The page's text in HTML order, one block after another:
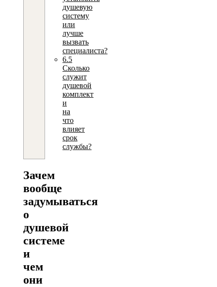
душевую
систему
или
лучше
вызвать
специалиста?
6.5
Сколько
служит
душевой
комплект
и
на
что
влияет
срок
службы?
Зачем
вообще
задумываться
о
душевой
системе
и
чем
они